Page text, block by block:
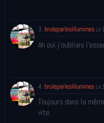
3. bruleparlesillumines Le
Ah oui j'oubliais
4. bruleparlesillumines Le
Toujours dans la
vite.